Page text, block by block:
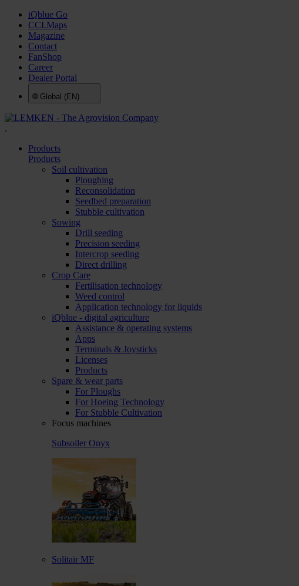
iQblue Go
CCI.Maps
Magazine
Contact
FanShop
Career
Dealer Portal
🌐 Global (EN)
.
Products
Products
Soil cultivation
Ploughing
Reconsolidation
Seedbed preparation
Stubble cultivation
Sowing
Drill seeding
Precision seeding
Intercrop seeding
Direct drilling
Crop Care
Fertilisation technology
Weed control
Application technology for liquids
iQblue - digital agriculture
Assistance & operating systems
Apps
Terminals & Joysticks
Licenses
Products
Spare & wear parts
For Ploughs
For Hoeing Technology
For Stubble Cultivation
Focus machines
Subsoiler Onyx
Solitair MF